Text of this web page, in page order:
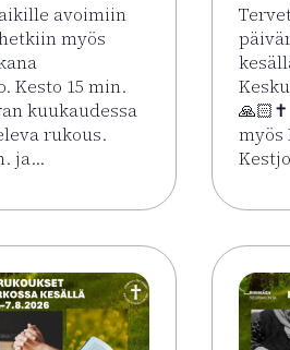
avoimiin
myös
Kesto 15 min.
kuukaudessa
rukous.
ja…
Kesän rukoushetket
myös
Lue